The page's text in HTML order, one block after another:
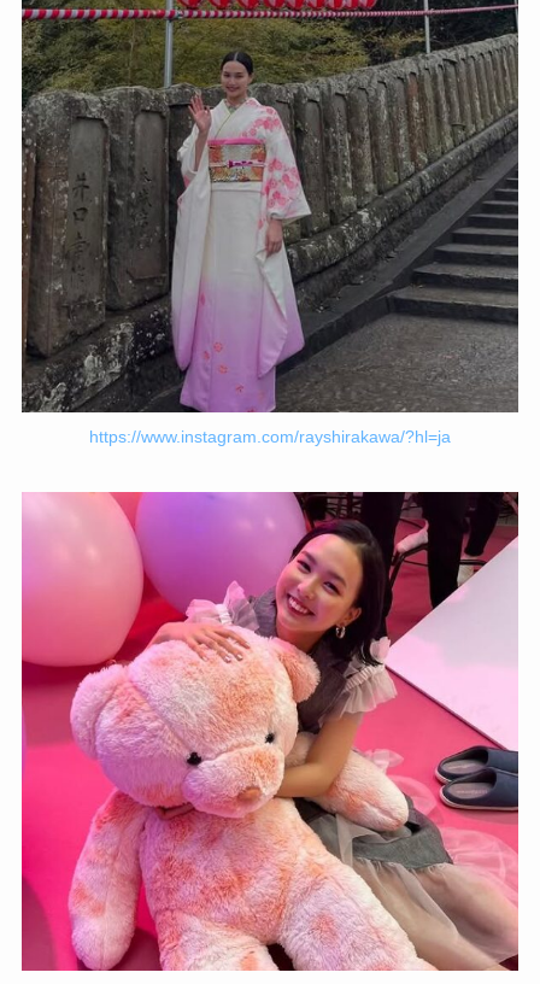
https://www.instagram.com/rayshirakawa/?hl=ja